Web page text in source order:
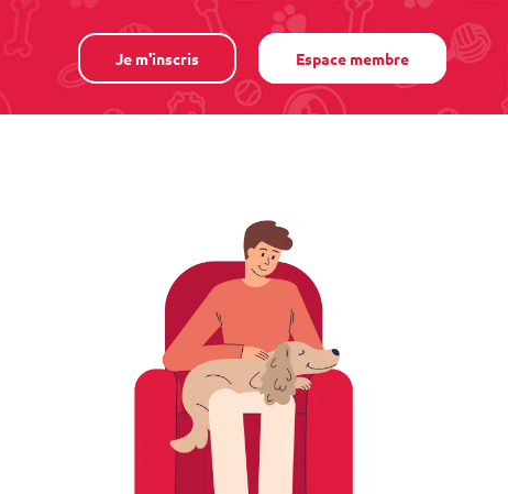
Je m'inscris Espace membre